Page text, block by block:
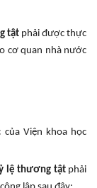
tật phải được thực
cơ quan nhà nước
Viện khoa học
lệ thương tậtphải